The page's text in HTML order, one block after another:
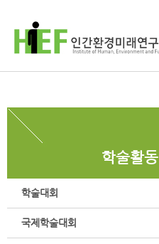
학술활동
학술대회
국제학술대회